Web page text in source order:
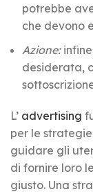
potrebbe
che devono
Azione:
desiderata,
L’ advertising
per le
guidare gli
di fornire loro
giusto. Una